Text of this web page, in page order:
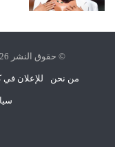
© حقوق النشر 2026، جميع الحقوق محفوظة | كوش نيوز
من نحن للإعلان